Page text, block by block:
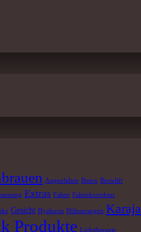
Augenfalten Botox Browlift
Extras Falten Faltenkorrektur
Gesicht Hyaluron Hühneraugen Karaja
Produkte Lichttherapie